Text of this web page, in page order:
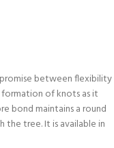
between flexibility
of knots as it
bond maintains a round
the tree. It is available in